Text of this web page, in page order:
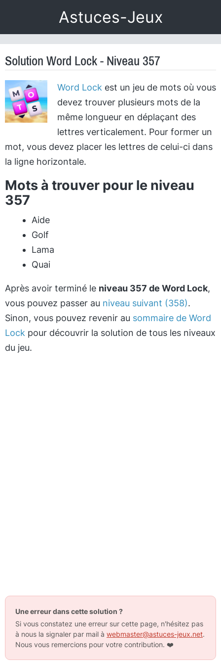
Astuces-Jeux
Solution Word Lock - Niveau 357
Word Lock est un jeu de mots où vous
devez trouver plusieurs mots de la
même longueur en déplaçant des
lettres verticalement. Pour former un
mot, vous devez placer les lettres de celui-ci dans
la ligne horizontale.
Mots à trouver pour le niveau
357
Aide
Golf
Lama
Quai
Après avoir terminé le niveau 357 de Word Lock,
vous pouvez passer au niveau suivant (358).
Sinon, vous pouvez revenir au sommaire de Word
Lock pour découvrir la solution de tous les niveaux
du jeu.
Une erreur dans cette solution ?
Si vous constatez une erreur sur cette page, n'hésitez pas
à nous la signaler par mail à webmaster@astuces-jeux.net.
Nous vous remercions pour votre contribution. ❤️